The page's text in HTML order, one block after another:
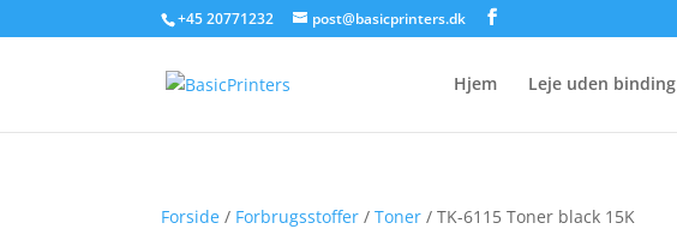
+45 20771232 post@basicprinters.dk
Hjem Leje uden binding
Forside / Forbrugsstoffer /Toner / TK-6115 Toner black 15K